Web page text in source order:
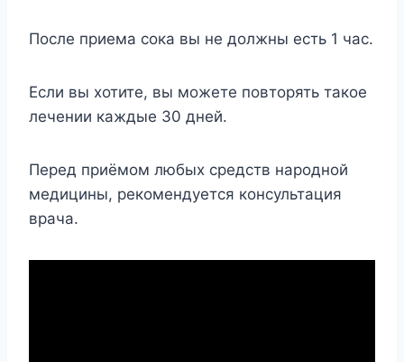
После приема сока вы не должны есть 1 час.
Если вы хотите, вы можете повторять такое
лечении каждые 30 дней.
Перед приёмом любых средств народной
медицины, рекомендуется консультация
врача.